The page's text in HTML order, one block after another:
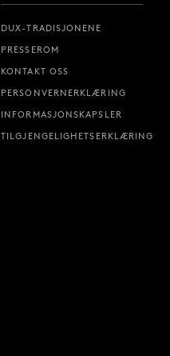
DUX-TRADISJONENE
PRESSEROM
KONTAKT OSS
PERSONVERNERKLÆRING
INFORMASJONSKAPSLER
TILGJENGELIGHETSERKLÆRING